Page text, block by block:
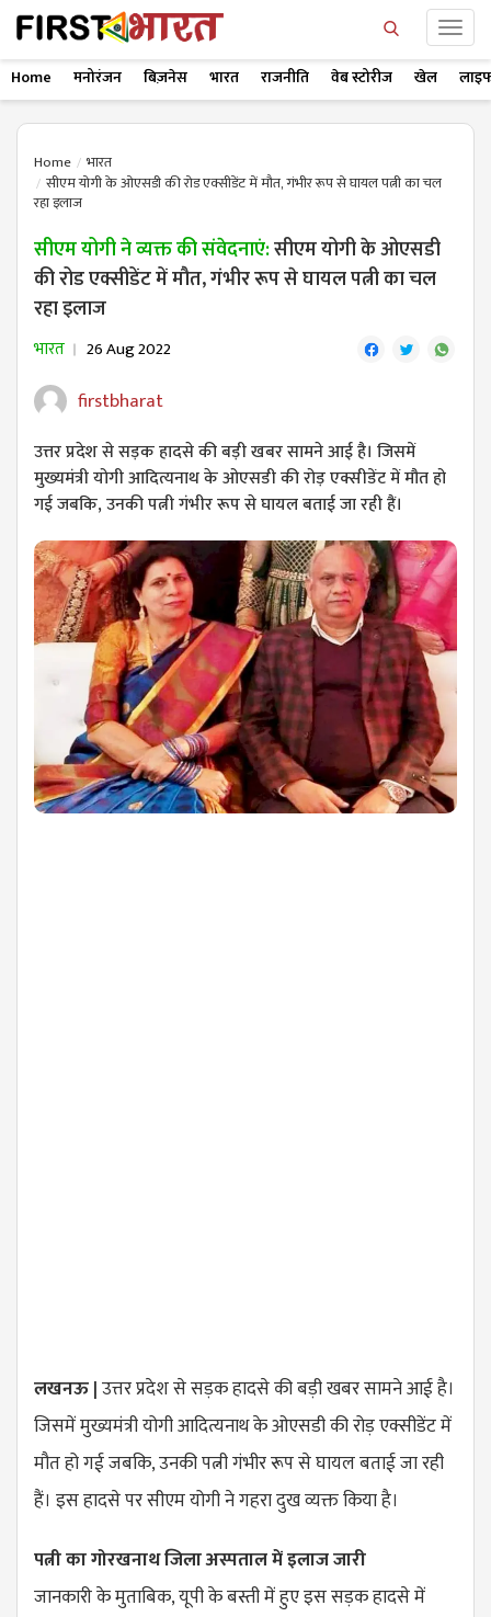
Home मनोरंजन बिज़नेस भारत राजनीति वेब स्टोरीज खेल
Home
भारत
सीएम योगी के ओएसडी की रोड एक्सीडेंट में मौत, गंभीर रूप से घायल पत्नी का चल
रहा इलाज
सीएम योगी ने व्यक्त की संवेदनाएं:सीएम योगी के ओएसडी
की रोड एक्सीडेंट में मौत, गंभीर रूप से घायल पत्नी का चल
रहा इलाज
भारत 26 Aug 2022
firstbharat
उत्तर प्रदेश से सड़क हादसे की बड़ी खबर सामने आई है। जिसमें
मुख्यमंत्री योगी आदित्यनाथ के ओएसडी की रोड़ एक्सीडेंट में मौत हो
गई जबकि, उनकी पत्नी गंभीर रूप से घायल बताई जा रही हैं।
लखनऊ |उत्तर प्रदेश से सड़क हादसे की बड़ी खबर सामने आई है।
जिसमें मुख्यमंत्री योगी आदित्यनाथ के ओएसडी की रोड़ एक्सीडेंट में
मौत हो गई जबकि, उनकी पत्नी गंभीर रूप से घायल बताई जा रही
हैं। इस हादसे पर सीएम योगी ने गहरा दुख व्यक्त किया है।
पत्नी का गोरखनाथ जिला अस्पताल में इलाज जारी
जानकारी के मुताबिक, यूपी के बस्ती में हुए इस सड़क हादसे में